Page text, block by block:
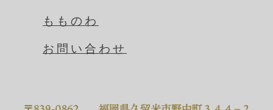
もものわ
お問い合わせ